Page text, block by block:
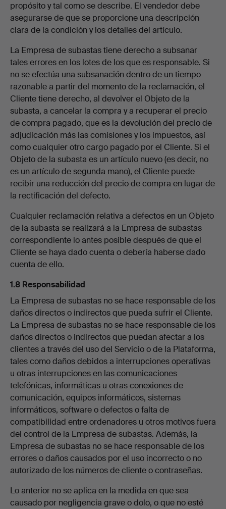
propósito y tal como se describe. El vendedor debe
asegurarse de que se proporcione una descripción
clara de la condición y los detalles del artículo.
La Empresa de subastas tiene derecho a subsanar
tales errores en los lotes de los que es responsable. Si
no se efectúa una subsanación dentro de un tiempo
razonable a partir del momento de la reclamación, el
Cliente tiene derecho, al devolver el Objeto de la
subasta, a cancelar la compra y a recuperar el precio
de compra pagado, que es la devolución del precio de
adjudicación más las comisiones y los impuestos, así
como cualquier otro cargo pagado por el Cliente. Si el
Objeto de la subasta es un artículo nuevo (es decir, no
es un artículo de segunda mano), el Cliente puede
recibir una reducción del precio de compra en lugar de
la rectificación del defecto.
Cualquier reclamación relativa a defectos en un Objeto
de la subasta se realizará a la Empresa de subastas
correspondiente lo antes posible después de que el
Cliente se haya dado cuenta o debería haberse dado
cuenta de ello.
1.8 Responsabilidad
La Empresa de subastas no se hace responsable de los
daños directos o indirectos que pueda sufrir el Cliente.
La Empresa de subastas no se hace responsable de los
daños directos o indirectos que puedan afectar a los
clientes a través del uso del Servicio o de la Plataforma,
tales como daños debidos a interrupciones operativas
u otras interrupciones en las comunicaciones
telefónicas, informáticas u otras conexiones de
comunicación, equipos informáticos, sistemas
informáticos, software o defectos o falta de
compatibilidad entre ordenadores u otros motivos fuera
del control de la Empresa de subastas. Además, la
Empresa de subastas no se hace responsable de los
errores o daños causados por el uso incorrecto o no
autorizado de los números de cliente o contraseñas.
Lo anterior no se aplica en la medida en que sea
causado por negligencia grave o dolo, o que no esté